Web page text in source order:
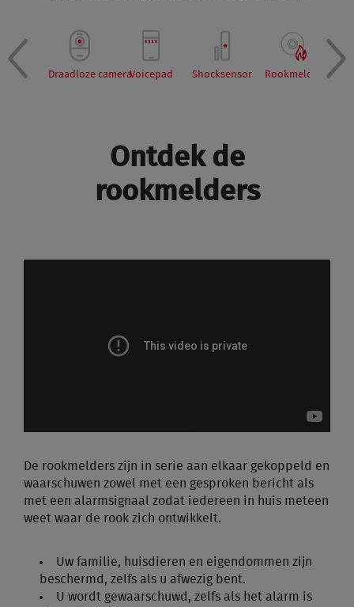
Draadloze cameraVoicepad Shocksensor Rookmelder
Ontdek de
rookmelders
De rookmelders zijn in serie aan elkaar gekoppeld en
waarschuwen zowel met een gesproken bericht als
met een alarmsignaal zodat iedereen in huis meteen
weet waar de rook zich ontwikkelt.
Uw familie, huisdieren en eigendommen zijn
beschermd, zelfs als u afwezig bent.
U wordt gewaarschuwd, zelfs als het alarm is